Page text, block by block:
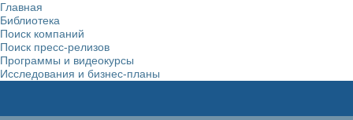
Главная
Библиотека
Поиск компаний
Поиск пресс-релизов
Программы и видеокурсы
Исследования и бизнес-планы